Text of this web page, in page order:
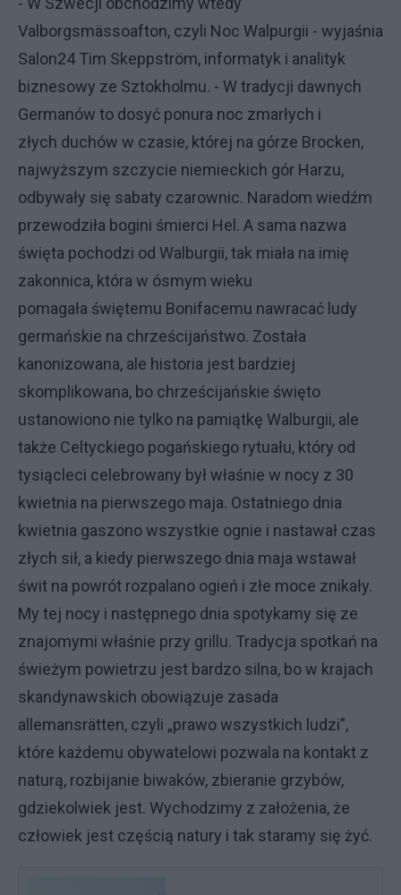
Valborgsmässoafton, czyli Noc Walpurgii - wyjaśnia
Salon24 Tim Skeppström, informatyk i analityk
biznesowy ze Sztokholmu. - W tradycji dawnych
Germanów to dosyć ponura noc zmarłych i
złych duchów w czasie, której na górze Brocken,
najwyższym szczycie niemieckich gór Harzu,
odbywały się sabaty czarownic. Naradom wiedźm
przewodziła bogini śmierci Hel. A sama nazwa
święta pochodzi od Walburgii, tak miała na imię
zakonnica, która w ósmym wieku
pomagała świętemu Bonifacemu nawracać ludy
germańskie na chrześcijaństwo. Została
kanonizowana, ale historia jest bardziej
skomplikowana, bo chrześcijańskie święto
ustanowiono nie tylko na pamiątkę Walburgii, ale
także Celtyckiego pogańskiego rytuału, który od
tysiącleci celebrowany był właśnie w nocy z 30
kwietnia na pierwszego maja. Ostatniego dnia
kwietnia gaszono wszystkie ognie i nastawał czas
złych sił, a kiedy pierwszego dnia maja wstawał
świt na powrót rozpalano ogień i złe moce znikały.
My tej nocy i następnego dnia spotykamy się ze
znajomymi właśnie przy grillu. Tradycja spotkań na
świeżym powietrzu jest bardzo silna, bo w krajach
skandynawskich obowiązuje zasada
allemansrätten, czyli „prawo wszystkich ludzi”,
które każdemu obywatelowi pozwala na kontakt z
naturą, rozbijanie biwaków, zbieranie grzybów,
gdziekolwiek jest. Wychodzimy z założenia, że
człowiek jest częścią natury i tak staramy się żyć.